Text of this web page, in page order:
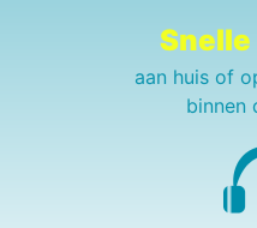
aan huis of
binnen